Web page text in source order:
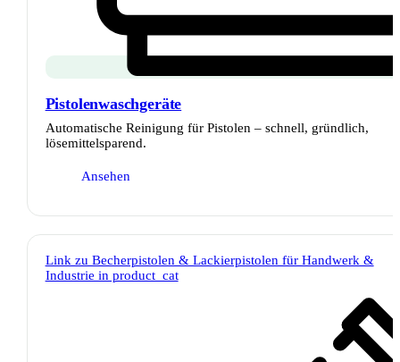
Pistolenwaschgeräte
Automatische Reinigung für Pistolen – schnell, gründlich,
lösemittelsparend.
Ansehen
Link zu Becherpistolen & Lackierpistolen für Handwerk &
Industrie in product_cat